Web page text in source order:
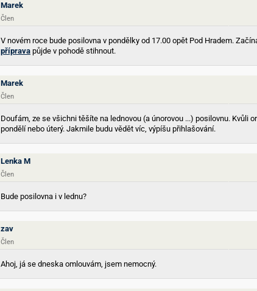
Marek
Člen
V novém roce bude posilovna v pondělky od 17.00 opět Pod Hradem.
příprava půjde v pohodě stihnout.
Marek
Člen
Doufám, ze se všichni těšíte na lednovou (a únorovou ...) posilovnu. Kvůli
pondělí nebo úterý. Jakmile budu vědět víc, výpíšu přihlašování.
Lenka M
Člen
Bude posilovna i v lednu?
zav
Člen
Ahoj, já se dneska omlouvám, jsem nemocný.